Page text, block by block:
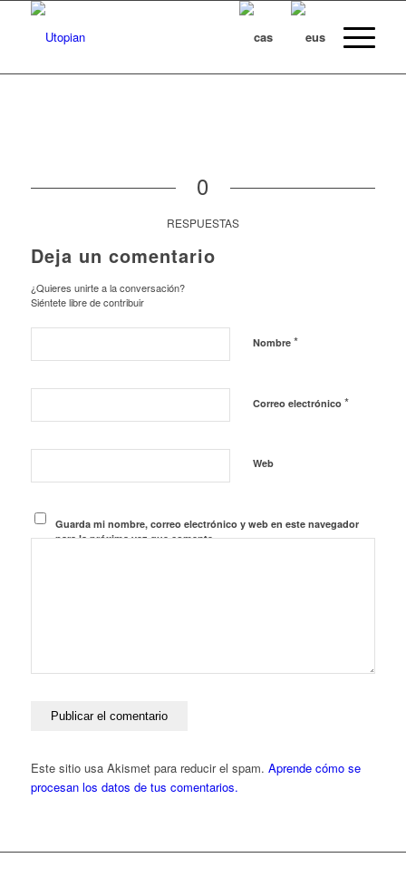
0
RESPUESTAS
Deja un comentario
¿Quieres unirte a la conversación?
Siéntete libre de contribuir
Nombre *
Correo electrónico *
Web
Guarda mi nombre, correo electrónico y web en este navegador
para la próxima vez que comente.
Este sitio usa Akismet para reducir el spam. Aprende cómo se
procesan los datos de tus comentarios.